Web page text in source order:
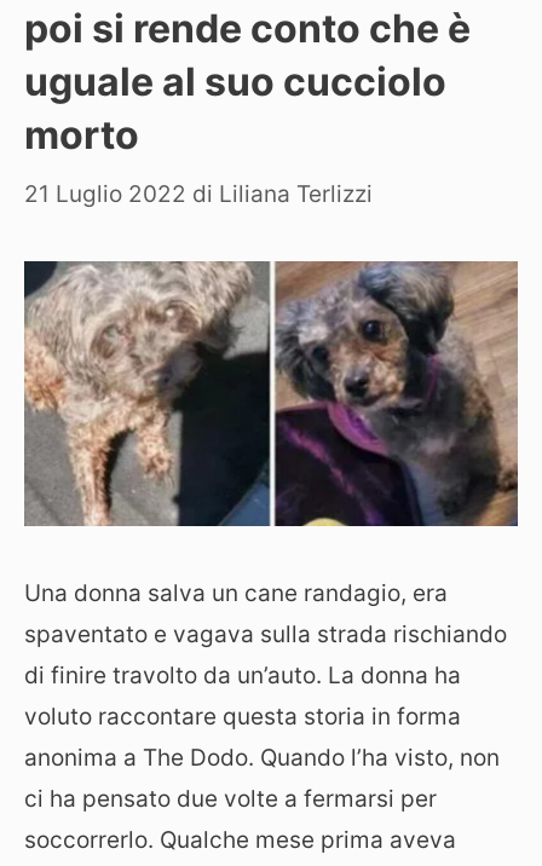
poi si rende conto che è
uguale al suo cucciolo
morto
21 Luglio 2022 di Liliana Terlizzi
Una donna salva un cane randagio, era
spaventato e vagava sulla strada rischiando
di finire travolto da un’auto. La donna ha
voluto raccontare questa storia in forma
anonima a The Dodo. Quando l’ha visto, non
ci ha pensato due volte a fermarsi per
soccorrerlo. Qualche mese prima aveva